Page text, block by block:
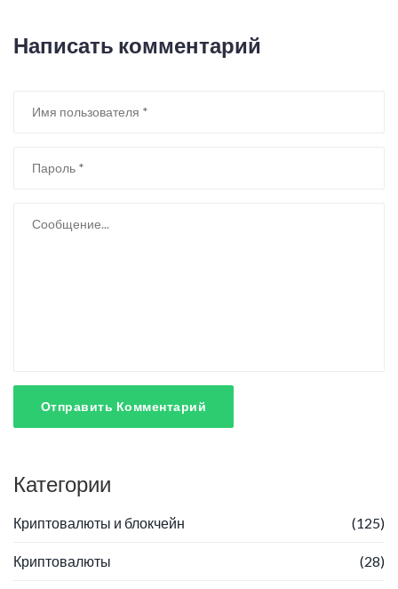
Написать комментарий
Отправить Комментарий
Категории
Криптовалюты и блокчейн (125)
Криптовалюты (28)